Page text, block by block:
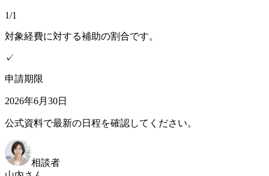
1/1
対象経費に対する補助の割合です。
✓
申請期限
2026年6月30日
公式資料で最新の日程を確認してください。
相談者